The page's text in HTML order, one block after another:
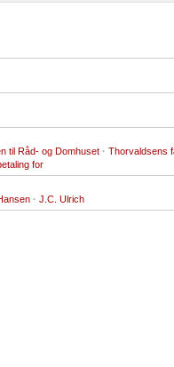
til Råd- og Domhuset · Thorvaldsens
for
· J.C. Ulrich